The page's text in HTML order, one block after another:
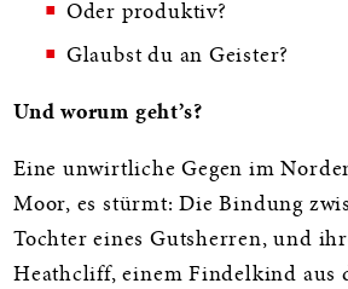
Oder produktiv?
Glaubst du an Geister?
Und worum geht’s?
Eine unwirtliche Gegen im
Moor, es stürmt: Die Bindung
Tochter eines Gutsherren, und
Heathcliff, einem Findelkind aus